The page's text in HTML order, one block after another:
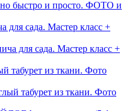
для сада. Мастер класс +
табурет из ткани. Фото